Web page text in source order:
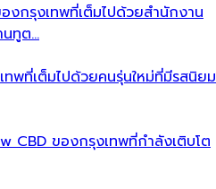
งกรุงเทพที่เต็มไปด้วยสำนักงาน
นทูต…
พที่เต็มไปด้วยคนรุ่นใหม่ที่มีรสนิยม
CBD ของกรุงเทพที่กำลังเติบโต